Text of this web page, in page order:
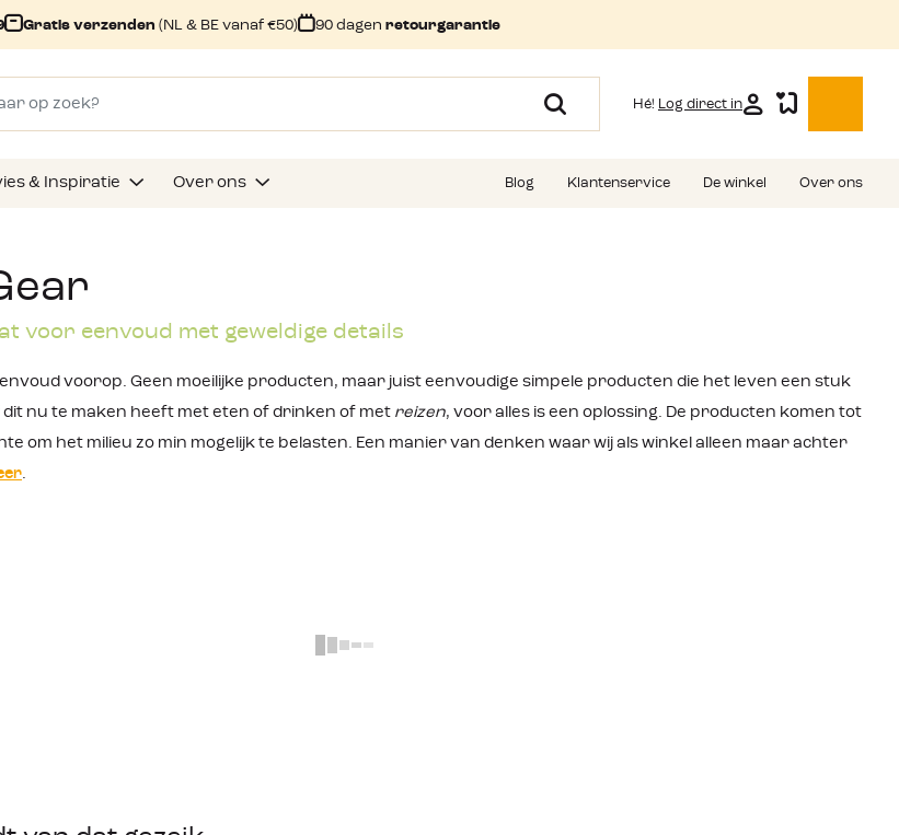
Gratis verzenden (NL & BE vanaf €50) 90 dagen retourgarantie
Hé! Log direct in
& Inspiratie Over ons Blog Klantenservice De winkel Over ons
voor eenvoud met geweldige details
voorop. Geen moeilijke producten, maar juist eenvoudige simpele producten die het leven een stuk
nu te maken heeft met eten of drinken of met reizen, voor alles is een oplossing. De producten komen tot
om het milieu zo min mogelijk te belasten. Een manier van denken waar wij als winkel alleen maar achter
.
Geen resultaten